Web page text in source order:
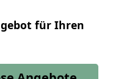
für Ihren